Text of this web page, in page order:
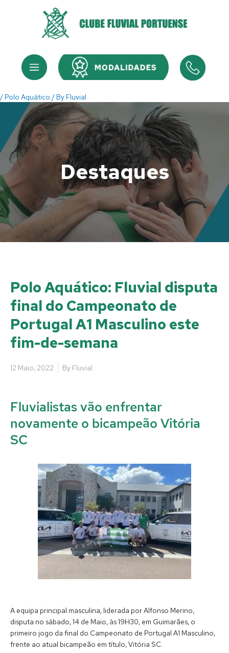
Menu Menu
/ Polo Aquático / By Fluvial
Destaques
Polo Aquático: Fluvial disputa
final do Campeonato de
Portugal A1 Masculino este
fim-de-semana
12 Maio, 2022 By Fluvial
Fluvialistas vão enfrentar
novamente o bicampeão Vitória
SC
A equipa principal masculina, liderada por Alfonso Merino,
disputa no sábado, 14 de Maio, às 19H30, em Guimarães, o
primeiro jogo da final do Campeonato de Portugal A1 Masculino,
frente ao atual bicampeão em título, Vitória SC.